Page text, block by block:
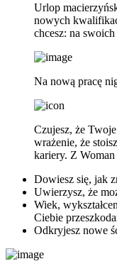
Urlop
nowych
chcesz: na
Na nową pracę
Czujesz, że
wrażenie, że
kariery. Z
Dowiesz się, jak
Uwierzysz, że
Wiek,
Ciebie
Odkryjesz nowe